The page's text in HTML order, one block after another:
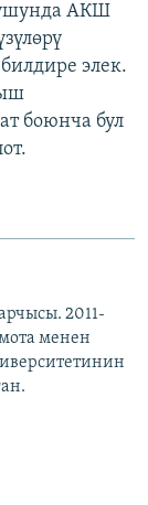
АКШ
элек.
боюнча бул
2011-
менен